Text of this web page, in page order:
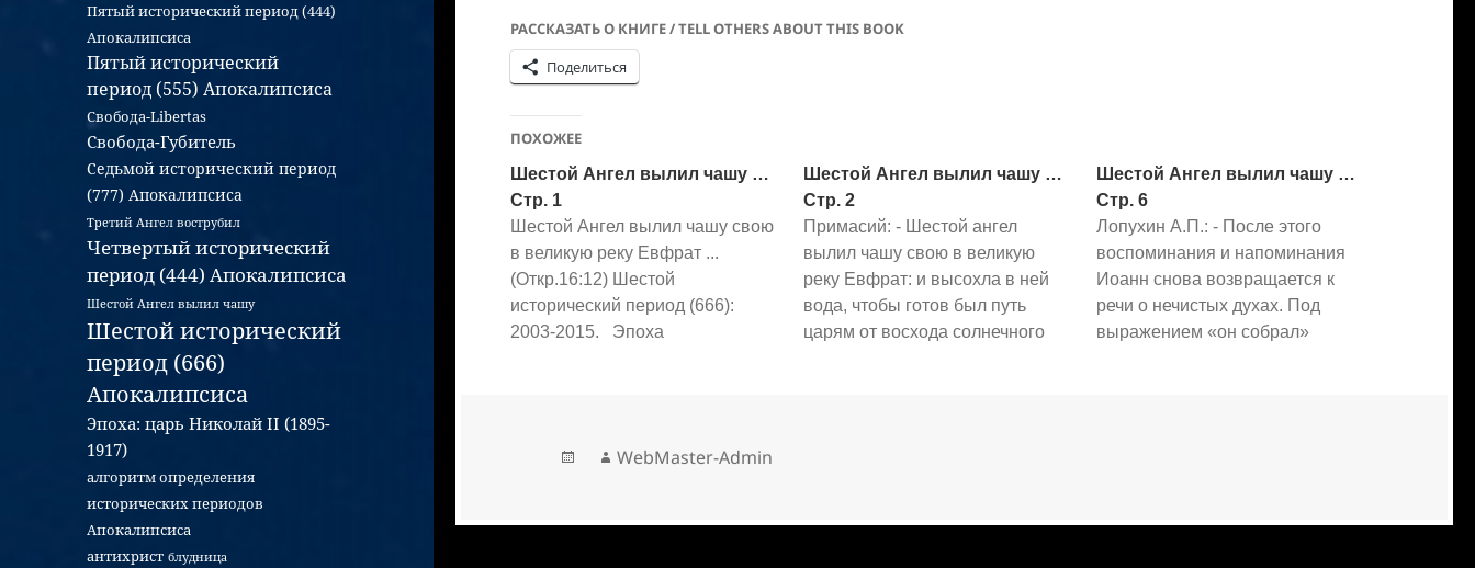
Пятый исторический период (444)
Апокалипсиса
Пятый исторический
период (555) Апокалипсиса
Свобода-Libertas
Свобода-Губитель
Седьмой исторический период
(777) Апокалипсиса
Третий Ангел вострубил
Четвертый исторический
период (444) Апокалипсиса
Шестой Ангел вылил чашу
Шестой исторический
период (666)
Апокалипсиса
Эпоха: царь Николай II (1895-
1917)
алгоритм определения
исторических периодов
Апокалипсиса
антихрист блудница
РАССКАЗАТЬ О КНИГЕ / TELL OTHERS ABOUT THIS BOOK
Поделиться
ПОХОЖЕЕ
Шестой Ангел вылил чашу …
Стр. 1
Шестой Ангел вылил чашу свою
в великую реку Евфрат ...
(Откр.16:12) Шестой
исторический период (666):
2003-2015. Эпоха
завершение процесса: “И
Шестой Ангел вылил чашу …
Стр. 2
Примасий: - Шестой ангел
вылил чашу свою в великую
реку Евфрат: и высохла в ней
вода, чтобы готов был путь
царям от восхода солнечного
Шестой Ангел вылил чашу …
Стр. 6
Лопухин А.П.: - После этого
воспоминания и напоминания
Иоанн снова возвращается к
речи о нечистых духах. Под
выражением «он собрал»
WebMaster-Admin